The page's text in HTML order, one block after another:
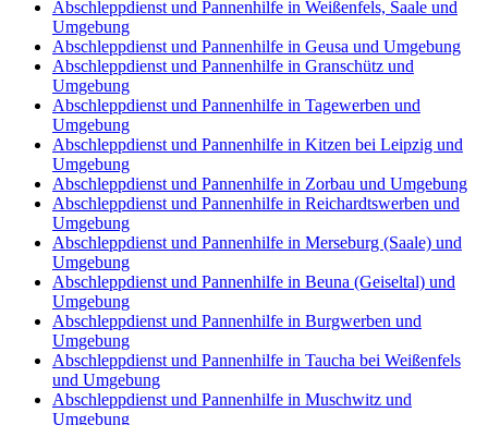
Abschleppdienst und Pannenhilfe in Weißenfels, Saale und
Umgebung
Abschleppdienst und Pannenhilfe in Geusa und Umgebung
Abschleppdienst und Pannenhilfe in Granschütz und
Umgebung
Abschleppdienst und Pannenhilfe in Tagewerben und
Umgebung
Abschleppdienst und Pannenhilfe in Kitzen bei Leipzig und
Umgebung
Abschleppdienst und Pannenhilfe in Zorbau und Umgebung
Abschleppdienst und Pannenhilfe in Reichardtswerben und
Umgebung
Abschleppdienst und Pannenhilfe in Merseburg (Saale) und
Umgebung
Abschleppdienst und Pannenhilfe in Beuna (Geiseltal) und
Umgebung
Abschleppdienst und Pannenhilfe in Burgwerben und
Umgebung
Abschleppdienst und Pannenhilfe in Taucha bei Weißenfels
und Umgebung
Abschleppdienst und Pannenhilfe in Muschwitz und
Umgebung